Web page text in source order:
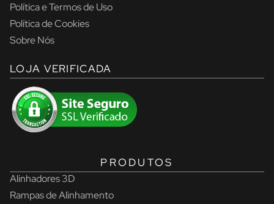
Política e Termos de Uso
Política de Cookies
Sobre Nós
LOJA VERIFICADA
PRODUTOS
Alinhadores 3D
Rampas de Alinhamento